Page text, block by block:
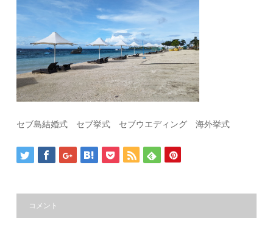
セブ島結婚式 セブ挙式 セブウエディング 海外挙式
コメント